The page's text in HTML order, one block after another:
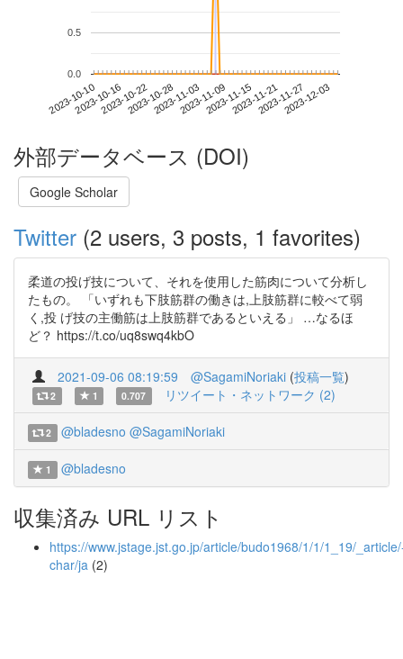
2023-10-102023-10-162023-10-222023-10-282023-11-032023-11-092023-11-152023-11-212023-11-272023-12-03
0.0
0.5
外部データベース (DOI)
Google Scholar
Twitter (2 users, 3 posts, 1 favorites)
柔道の投げ技について、それを使用した筋肉について分析し
たもの。 「いずれも下肢筋群の働きは,上肢筋群に較べて弱
く,投 げ技の主働筋は上肢筋群であるといえる」 …なるほ
ど？ https://t.co/uq8swq4kbO
2021-09-06 08:19:59 @SagamiNoriaki (投稿一覧)
2 1 0.707 リツイート・ネットワーク (2)
2 @bladesno @SagamiNoriaki
1 @bladesno
収集済み URL リスト
https://www.jstage.jst.go.jp/article/budo1968/1/1/1_19/
char/ja (2)